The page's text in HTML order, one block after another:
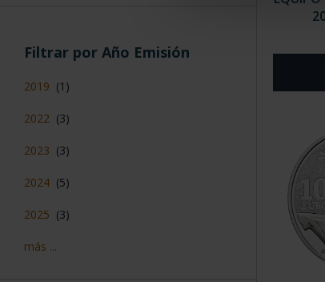
Filtrar por Año Emisión
2019 (1)
2022 (3)
2023 (3)
2024 (5)
2025 (3)
más ...